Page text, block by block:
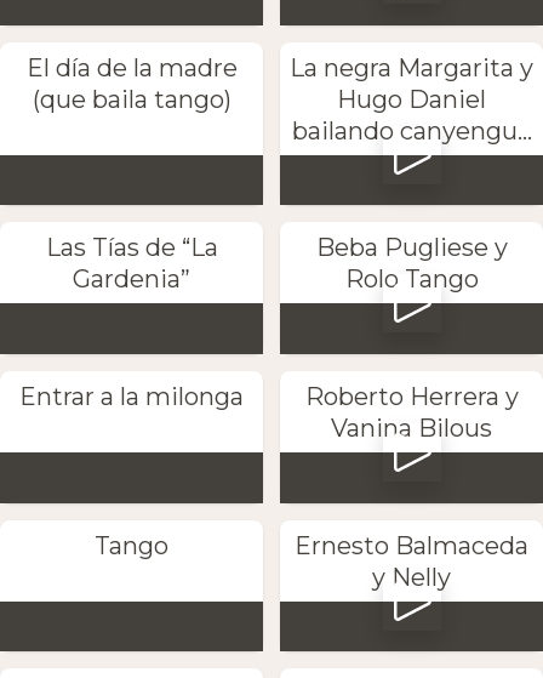
El día de la madre
(que baila tango)
La negra Margarita y
Hugo Daniel
bailando canyengu...
Las Tías de “La
Gardenia”
Beba Pugliese y
Rolo Tango
Entrar a la milonga
Roberto Herrera y
Vanina Bilous
Tango
Ernesto Balmaceda
y Nelly